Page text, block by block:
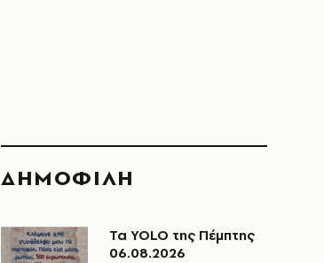
ΔΗΜΟΦΙΛΗ
Τα YOLO της Πέμπτης
06.08.2026